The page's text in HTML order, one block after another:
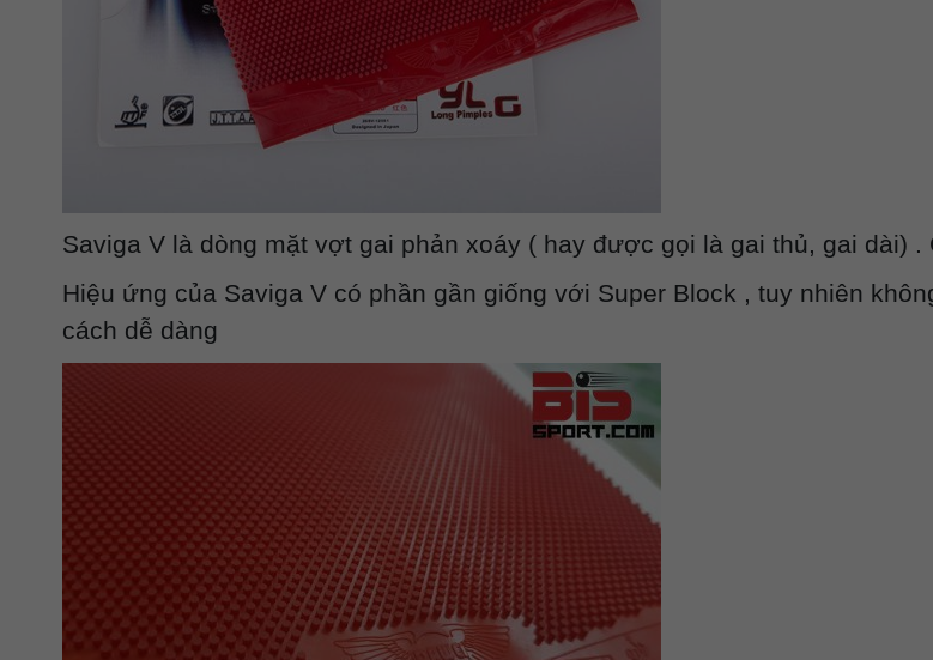
Saviga V là dòng mặt vợt gai phản xoáy ( hay được gọi là gai thủ, gai dài) .
Hiệu ứng của Saviga V có phần gần giống với Super Block , tuy nhiên
cách dễ dàng